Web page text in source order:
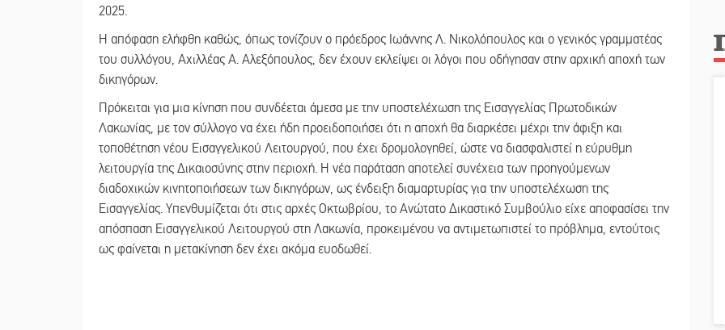
2025.
Η απόφαση ελήφθη καθώς, όπως τονίζουν ο πρόεδρος Ιωάννης Λ. Νικολόπουλος και ο γενικός γραμματέας
του συλλόγου, Αχιλλέας Α. Αλεξόπουλος, δεν έχουν εκλείψει οι λόγοι που οδήγησαν στην αρχική αποχή των
δικηγόρων.
Πρόκειται για μια κίνηση που συνδέεται άμεσα με την υποστελέχωση της Εισαγγελίας Πρωτοδικών
Λακωνίας, με τον σύλλογο να έχει ήδη προειδοποιήσει ότι η αποχή θα διαρκέσει μέχρι την άφιξη και
τοποθέτηση νέου Εισαγγελικού Λειτουργού, που έχει δρομολογηθεί, ώστε να διασφαλιστεί η εύρυθμη
λειτουργία της Δικαιοσύνης στην περιοχή. Η νέα παράταση αποτελεί συνέχεια των προηγούμενων
διαδοχικών κινητοποιήσεων των δικηγόρων, ως ένδειξη διαμαρτυρίας για την υποστελέχωση της
Εισαγγελίας. Υπενθυμίζεται ότι στις αρχές Οκτωβρίου, το Ανώτατο Δικαστικό Συμβούλιο είχε αποφασίσει την
απόσπαση Εισαγγελικού Λειτουργού στη Λακωνία, προκειμένου να αντιμετωπιστεί το πρόβλημα, εντούτοις
ως φαίνεται η μετακίνηση δεν έχει ακόμα ευοδωθεί.